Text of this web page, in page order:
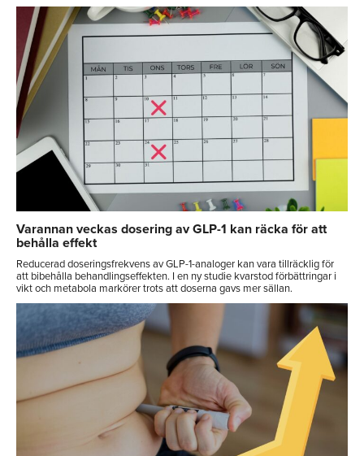
Varannan veckas dosering av GLP-1 kan räcka för att
behålla effekt
Reducerad doseringsfrekvens av GLP-1-analoger kan vara tillräcklig för
att bibehålla behandlingseffekten. I en ny studie kvarstod förbättringar i
vikt och metabola markörer trots att doserna gavs mer sällan.